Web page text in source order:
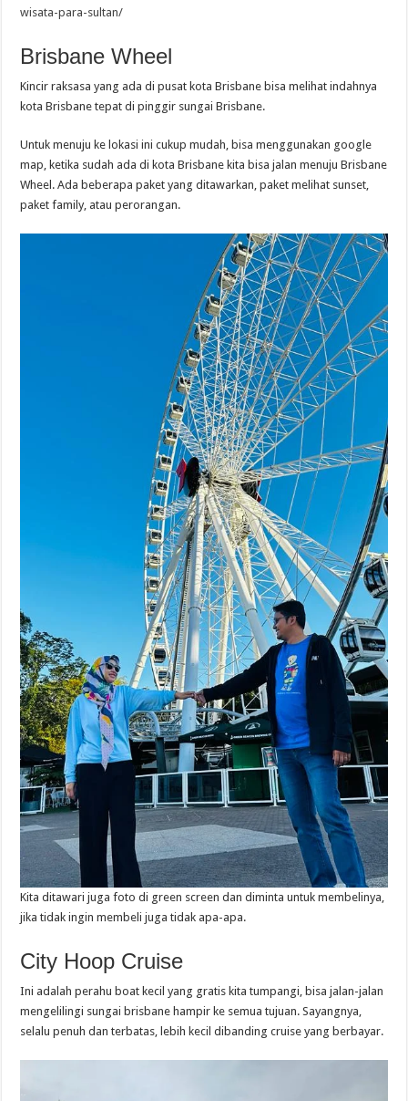
wisata-para-sultan/
Brisbane Wheel
Kincir raksasa yang ada di pusat kota Brisbane bisa melihat indahnya
kota Brisbane tepat di pinggir sungai Brisbane.
Untuk menuju ke lokasi ini cukup mudah, bisa menggunakan google
map, ketika sudah ada di kota Brisbane kita bisa jalan menuju Brisbane
Wheel. Ada beberapa paket yang ditawarkan, paket melihat sunset,
paket family, atau perorangan.
Kita ditawari juga foto di green screen dan diminta untuk membelinya,
jika tidak ingin membeli juga tidak apa-apa.
City Hoop Cruise
Ini adalah perahu boat kecil yang gratis kita tumpangi, bisa jalan-jalan
mengelilingi sungai brisbane hampir ke semua tujuan. Sayangnya,
selalu penuh dan terbatas, lebih kecil dibanding cruise yang berbayar.